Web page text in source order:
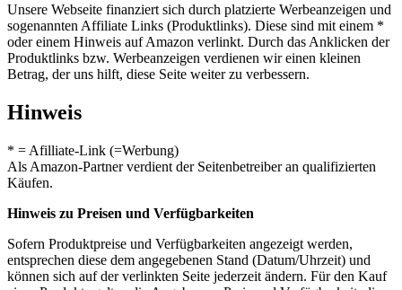
Unsere Webseite finanziert sich durch platzierte Werbeanzeigen und
sogenannten Affiliate Links (Produktlinks). Diese sind mit einem *
oder einem Hinweis auf Amazon verlinkt. Durch das Anklicken der
Produktlinks bzw. Werbeanzeigen verdienen wir einen kleinen
Betrag, der uns hilft, diese Seite weiter zu verbessern.
Hinweis
* = Afilliate-Link (=Werbung)
Als Amazon-Partner verdient der Seitenbetreiber an qualifizierten
Käufen.
Hinweis zu Preisen und Verfügbarkeiten
Sofern Produktpreise und Verfügbarkeiten angezeigt werden,
entsprechen diese dem angegebenen Stand (Datum/Uhrzeit) und
können sich auf der verlinkten Seite jederzeit ändern. Für den Kauf